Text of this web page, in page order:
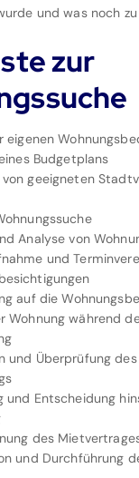
und was noch
zur
eigenen
Budgetplans
von geeigneten
Analyse von
und
auf die
Wohnung während
und Überprüfung des
und Entscheidung
des
und Durchführung